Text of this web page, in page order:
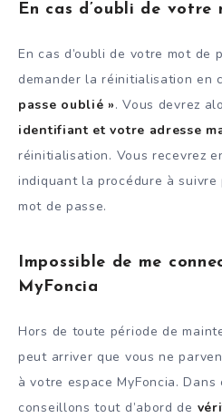
En cas d’oubli de votre
En cas d’oubli de votre mot de
demander la réinitialisation en
passe oublié ». Vous devrez
identifiant et votre adresse
réinitialisation. Vous recevrez
indiquant la procédure à
mot de passe.
Impossible de me
MyFoncia
Hors de toute période de
peut arriver que vous ne
à votre espace MyFoncia. Dans
conseillons tout d’abord de